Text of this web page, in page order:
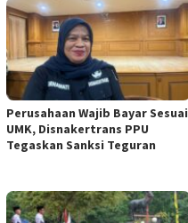
Perusahaan Wajib Bayar Sesuai
UMK, Disnakertrans PPU
Tegaskan Sanksi Teguran